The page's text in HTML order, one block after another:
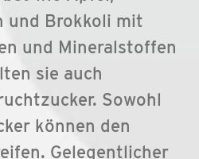
und Brokkoli mit
und Mineralstoffen
sie auch
Sowohl
können den
Gelegentlicher